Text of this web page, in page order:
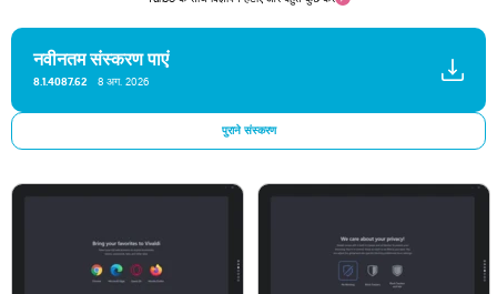
नवीनतम संस्करण पाएं
8.1.4087.62 8 अग. 2026
पुराने संस्करण